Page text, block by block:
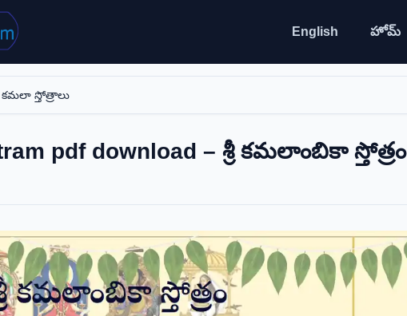
English హోమ్
కమలా స్తోత్రాలు
pdf download – శ్రీ కమలాంబికా స్తోత్రం